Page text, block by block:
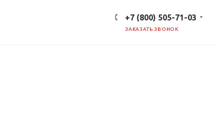
+7 (800) 505-71-03
ЗАКАЗАТЬ ЗВОНОК